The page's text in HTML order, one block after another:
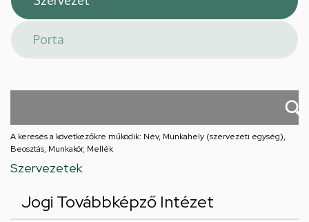
A keresés a következőkre működik: Név, Munkahely (szervezeti egység),
Beosztás, Munkakör, Mellék
Szervezetek
Jogi Továbbképző Intézet